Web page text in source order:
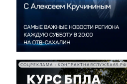
СОЦРЕКЛАМА • КОНТРАКТНАЯСЛУЖБА65.РФ